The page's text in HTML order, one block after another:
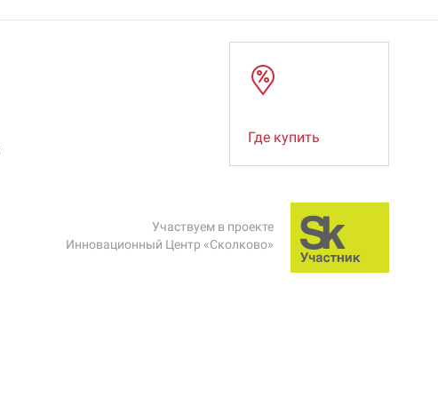
Где купить
Участвуем в проекте
Инновационный Центр «Сколково»